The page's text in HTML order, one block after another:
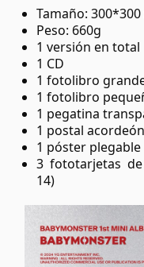
Tamaño:
Peso: 660g
1 versión en total
1 CD
1 fotolibro
1 fotolibro
1 pegatina
1 postal acordeón
1 póster plegable
3 fototarjetas
14)